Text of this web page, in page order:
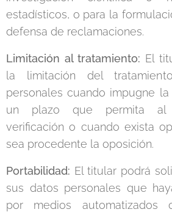
estadísticos, o para la
defensa de reclamaciones.
Limitación al tratamiento: El
la limitación del
personales cuando impugne
un plazo que permita al
verificación o cuando exista
sea procedente la oposición.
Portabilidad: El titular podrá
sus datos personales que
por medios